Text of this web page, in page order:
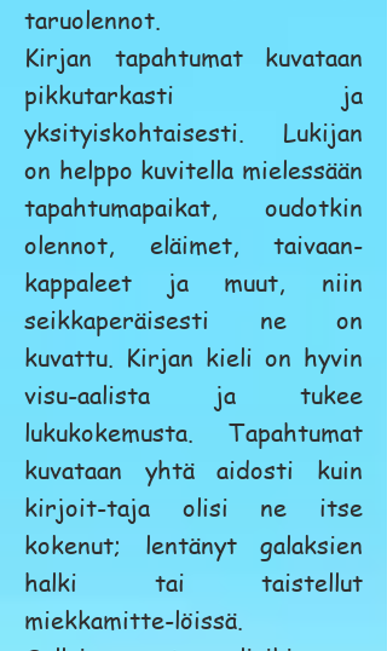
taruolennot.
Kirjan tapahtumat kuvataan
pikkutarkasti ja
yksityiskohtaisesti. Lukijan
on helppo kuvitella mielessään
tapahtumapaikat, oudotkin
olennot, eläimet, taivaan-
kappaleet ja muut, niin
seikkaperäisesti ne on
kuvattu. Kirjan kieli on hyvin
visu-aalista ja tukee
lukukokemusta. Tapahtumat
kuvataan yhtä aidosti kuin
kirjoit-taja olisi ne itse
kokenut; lentänyt galaksien
halki tai taistellut
miekkamitte-löissä.